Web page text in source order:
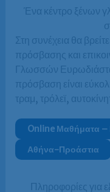
Ένα κέντρο ξένων
Στη συνέχεια θα
πρόσβασης και
Γλωσσών
πρόσβαση είναι
τραμ, τρόλεϊ,
Online Μαθήματα
Αθήνα-Προάστια
Πληροφορίες για